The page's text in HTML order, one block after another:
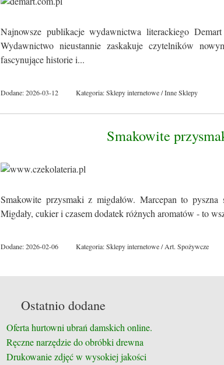
Najnowsze publikacje wydawnictwa literackiego
Wydawnictwo nieustannie zaskakuje czytelników
fascynujące historie i...
Dodane: 2026-03-12 Kategoria: Sklepy internetowe / Inne Sklepy
Smakowite
Smakowite przysmaki z migdałów. Marcepan to
Migdały, cukier i czasem dodatek różnych aromatów - to
Dodane: 2026-02-06 Kategoria: Sklepy internetowe / Art. Spożywcze
Ostatnio dodane
Oferta hurtowni ubrań damskich online.
Ręczne narzędzie do obróbki drewna
Drukowanie zdjęć w wysokiej jakości